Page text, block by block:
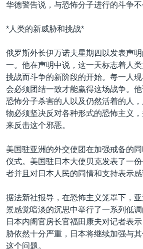
华德警告说，与恐怖分子进行的斗争不
*人类的新威胁和挑战*
俄罗斯外长伊万诺夫星期四以发表声
一。他在声明中说，这一天标志着人
挑战而斗争的新阶段的开始。每一人
会必须团结一致才能赢得这场战争。
恐怖分子杀害的人以及仍然活着的人
物必须坚决反对各种形式的恐怖主义
来反击这个邪恶。
美国驻亚洲的外交使团在加强戒备的
仪式。美国驻日本大使贝克发表了一
者并且对日本人民的同情和支持表示感
据法新社报导，在恐怖主义笼罩下，
景感觉暗淡的沉思中举行了一系列低调
日本内阁官房长官福田康夫对记者表
胁依然十分严重，日本将继续加强与
这个问题。